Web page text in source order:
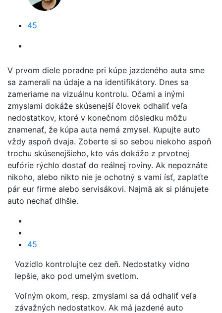
45
V prvom diele poradne pri kúpe jazdeného auta sme
sa zamerali na údaje a na identifikátory. Dnes sa
zameriame na vizuálnu kontrolu. Očami a inými
zmyslami dokáže skúsenejší človek odhaliť veľa
nedostatkov, ktoré v konečnom dôsledku môžu
znamenať, že kúpa auta nemá zmysel. Kupujte auto
vždy aspoň dvaja. Zoberte si so sebou niekoho aspoň
trochu skúsenejšieho, kto vás dokáže z prvotnej
eufórie rýchlo dostať do reálnej roviny. Ak nepoznáte
nikoho, alebo nikto nie je ochotný s vami ísť, zaplaťte
pár eur firme alebo servisákovi. Najmä ak si plánujete
auto nechať dlhšie.
45
Vozidlo kontrolujte cez deň. Nedostatky vidno
lepšie, ako pod umelým svetlom.
Voľným okom, resp. zmyslami sa dá odhaliť veľa
závažných nedostatkov. Ak má jazdené auto